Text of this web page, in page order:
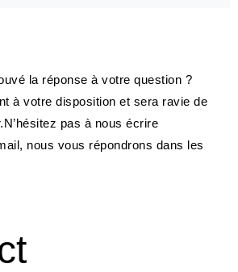
la réponse à votre question ?
à votre disposition et sera ravie de
pas à nous écrire
nous vous répondrons dans les